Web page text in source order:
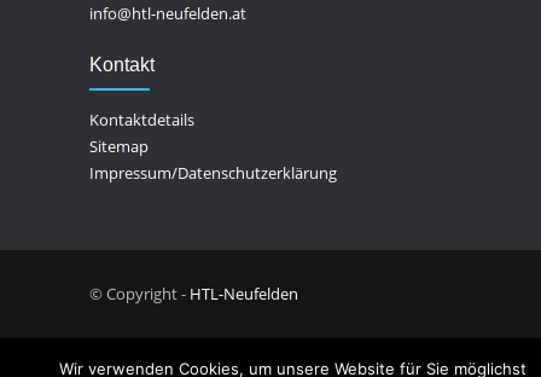
info@htl-neufelden.at
Kontakt
Kontaktdetails
Sitemap
Impressum/Datenschutzerklärung
© Copyright - HTL-Neufelden
Wir verwenden Cookies, um unsere Website für Sie möglichst